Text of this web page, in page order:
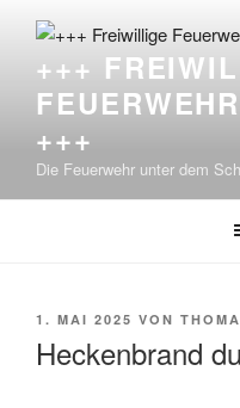
Inhalt
springen+++
+++
Die Feuerwehr unter dem
VERÖFFENTLICHT
1. MAI 2025 VON
Heckenbrand